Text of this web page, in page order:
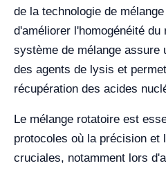
de la technologie de
d'améliorer l'homogénéité
système de mélange assure
des agents de lysis et
récupération des acides
Le mélange rotatoire est
protocoles où la précision et
cruciales, notamment lors